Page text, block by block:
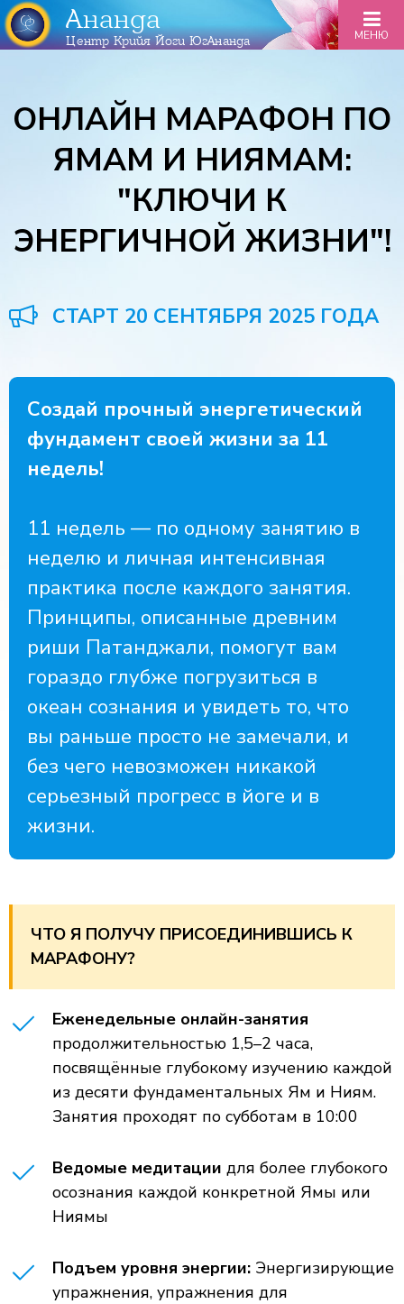
Ананда
Центр Крийя Йоги ЮгАнанда МЕНЮ
ОНЛАЙН МАРАФОН ПО
ЯМАМ И НИЯМАМ:
"КЛЮЧИ К
ЭНЕРГИЧНОЙ ЖИЗНИ"!
СТАРТ 20 СЕНТЯБРЯ 2025 ГОДА
Создай прочный энергетический
фундамент своей жизни за 11
недель!
11 недель — по одному занятию в
неделю и личная интенсивная
практика после каждого занятия.
Принципы, описанные древним
риши Патанджали, помогут вам
гораздо глубже погрузиться в
океан сознания и увидеть то, что
вы раньше просто не замечали, и
без чего невозможен никакой
серьезный прогресс в йоге и в
жизни.
ЧТО Я ПОЛУЧУ ПРИСОЕДИНИВШИСЬ К
МАРАФОНУ?
Еженедельные онлайн-занятия
продолжительностью 1,5–2 часа,
посвящённые глубокому изучению каждой
из десяти фундаментальных Ям и Ниям.
Занятия проходят по субботам в 10:00
Ведомые медитации для более глубокого
осознания каждой конкретной Ямы или
Ниямы
Подъем уровня энергии: Энергизирующие
упражнения, упражнения для